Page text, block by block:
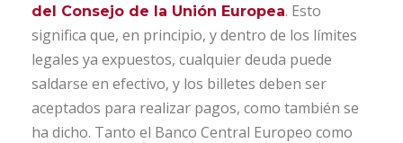
del Consejo de la Unión Europea. Esto
significa que, en principio, y dentro de los límites
legales ya expuestos, cualquier deuda puede
saldarse en efectivo, y los billetes deben ser
aceptados para realizar pagos, como también se
ha dicho. Tanto el Banco Central Europeo como